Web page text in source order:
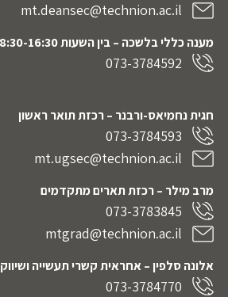
mt.deansec@technion.ac.il
מענה כללי בלשכה – בין השעות 8:30-16:30
073-3784592
חגית נחמיאס-ורבנר – רכזת תואר ראשון
073-3784593
mt.ugsec@technion.ac.il
מרב מילר – רכזת תארים מתקדמים
073-3783845
mtgrad@technion.ac.il
אלונה סלפין – אחראית קשרי תעשייה ושיווק
073-3784770